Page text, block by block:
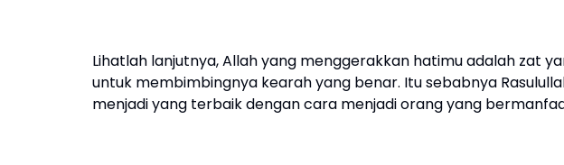
Lihatlah lanjutnya, Allah yang menggerakkan hatimu adalah zat
untuk membimbingnya kearah yang benar. Itu sebabnya
menjadi yang terbaik dengan cara menjadi orang yang